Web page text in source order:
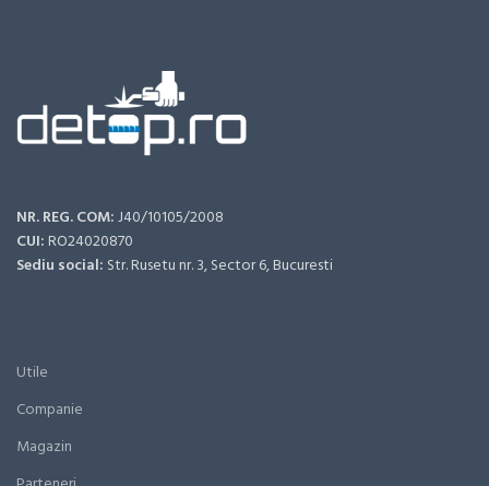
NR. REG. COM:J40/10105/2008
CUI:RO24020870
Sediu social: Str. Rusetu nr. 3, Sector 6, Bucuresti
Utile
Companie
Magazin